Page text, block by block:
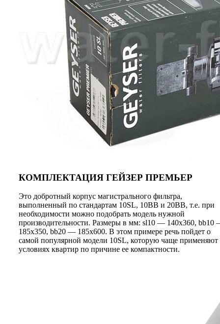
КОМПЛЕКТАЦИЯ ГЕЙЗЕР ПРЕМЬЕР
Это добротный корпус магистрального фильтра,
выполненный по стандартам 10SL, 10BB и 20BB, т.е. при
необходимости можно подобрать модель нужной
производительности. Размеры в мм: sl10 — 140x360, bb10
185x350, bb20 — 185x600. В этом примере речь пойдет о
самой популярной модели 10SL, которую чаще применяют
условиях квартир по причине ее компактности.